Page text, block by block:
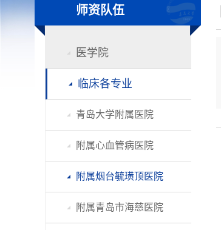
师资队伍
医学院
临床各专业
青岛大学附属医院
附属心血管病医院
附属烟台毓璜顶医院
附属青岛市海慈医院